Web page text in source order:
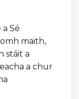
Sé
maith,
stáit a
a chur